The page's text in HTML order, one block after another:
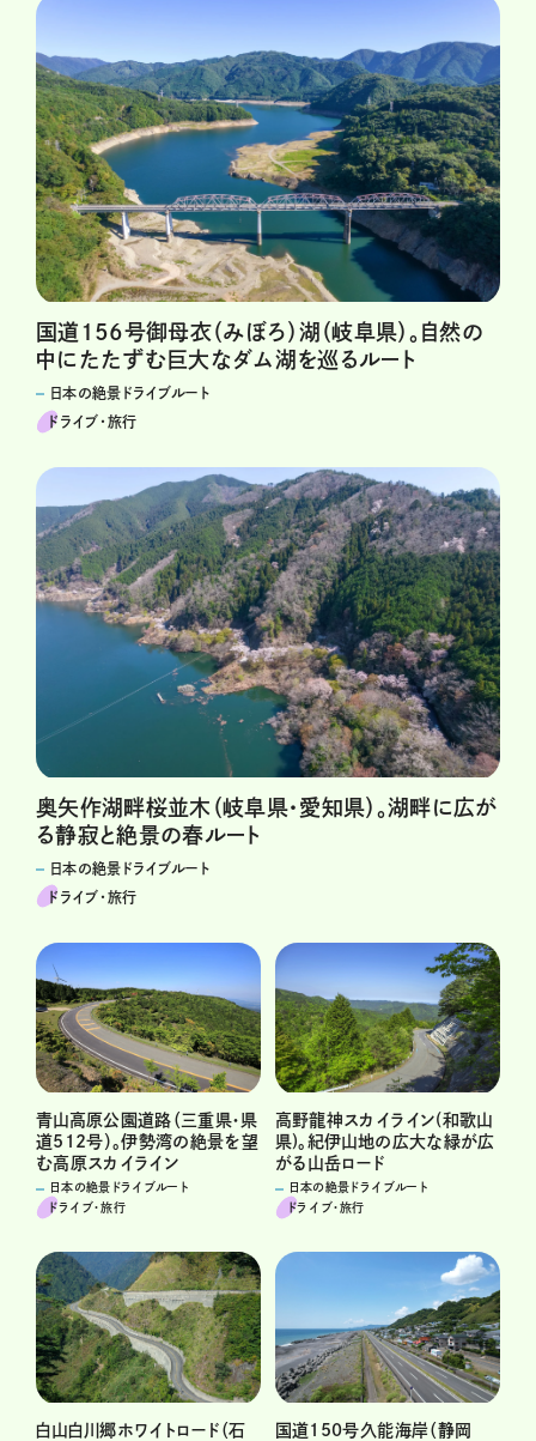
国道156号御母衣（みぼろ）湖（岐阜県）。自然の
中にたたずむ巨大なダム湖を巡るルート
日本の絶景ドライブルート
ドライブ･旅行
奥矢作湖畔桜並木（岐阜県・愛知県）。湖畔に広が
る静寂と絶景の春ルート
日本の絶景ドライブルート
ドライブ･旅行
青山高原公園道路（三重県・県
道512号）。伊勢湾の絶景を望
む高原スカイライン
日本の絶景ドライブルート
ドライブ･旅行
高野龍神スカイライン(和歌山
県)。紀伊山地の広大な緑が広
がる山岳ロード
日本の絶景ドライブルート
ドライブ･旅行
白山白川郷ホワイトロード（石
国道150号久能海岸（静岡